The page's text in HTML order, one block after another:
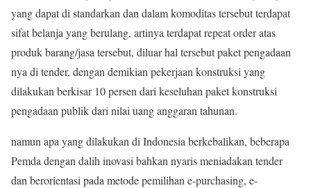
yang dapat di standarkan dan dalam komoditas tersebut terdapat
sifat belanja yang berulang, artinya terdapat repeat order atas
produk barang/jasa tersebut, diluar hal tersebut paket pengadaan
nya di tender, dengan demikian pekerjaan konstruksi yang
dilakukan berkisar 10 persen dari keseluhan paket konstruksi
pengadaan publik dari nilai uang anggaran tahunan.
namun apa yang dilakukan di Indonesia berkebalikan, beberapa
Pemda dengan dalih inovasi bahkan nyaris meniadakan tender
dan berorientasi pada metode pemilihan e-purchasing, e-